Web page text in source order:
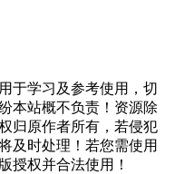
于学习及参考使用，切
本站概不负责！资源除
归原作者所有，若侵犯
及时处理！若您需使用
授权并合法使用！